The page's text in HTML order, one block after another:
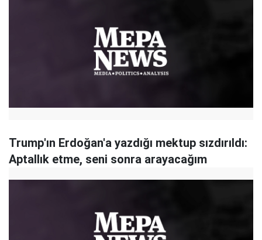
Trump'ın Erdoğan'a yazdığı mektup sızdırıldı:
Aptallık etme, seni sonra arayacağım